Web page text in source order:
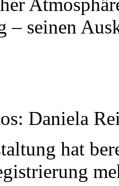
– seinen
Daniela
hat